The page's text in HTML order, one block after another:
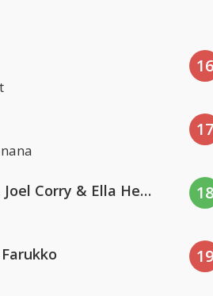
Nathan Dawe, Joel Corry & Ella Henderson
16
17
18
19